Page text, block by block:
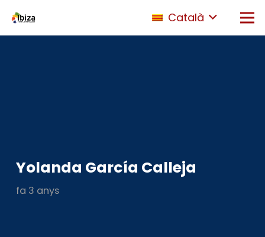
Català
Yolanda García Calleja
fa 3 anys